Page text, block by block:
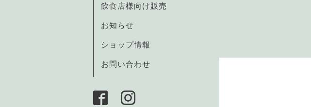
飲食店様向け販売
お知らせ
ショップ情報
お問い合わせ